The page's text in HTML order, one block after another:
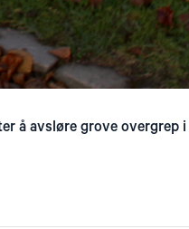
å avsløre grove overgrep i